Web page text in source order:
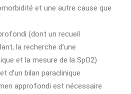
et une autre cause que
(dont un recueil
la recherche d’une
et la mesure de la SpO2)
d’un bilan paraclinique
approfondi est nécessaire